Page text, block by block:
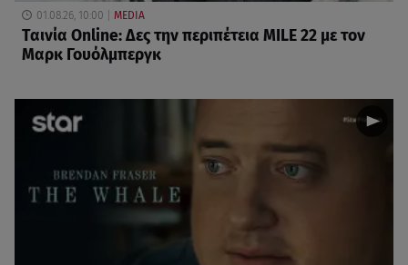
01.08.26, 10:00 MEDIA
Ταινία Online: Δες την περιπέτεια MILE 22 με τον
Μαρκ Γουόλμπεργκ